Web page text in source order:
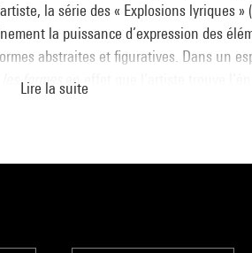
la série des « Explosions lyriques »
la puissance d’expression des
abstraites et figuratives. Dans un
formes
en effet que l’artiste trouve
Lire la suite